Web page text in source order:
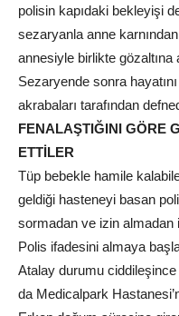
polisin kapıdaki bekleyişi
sezaryanla anne
annesiyle birlikte gözaltına
Sezaryende sonra
akrabaları tarafından
FENALAŞTIĞINI GÖRE
ETTİLER
Tüp bebekle hamile
geldiği hasteneyi basan
sormadan ve izin almadan
Polis ifadesini almaya
Atalay durumu
da Medicalpark